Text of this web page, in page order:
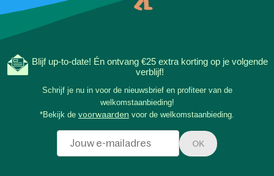
Blijf up-to-date! Én ontvang €25 extra korting op je volgende
verblijf!
Schrijf je nu in voor de nieuwsbrief en profiteer van de
welkomstaanbieding!
*Bekijk de voorwaarden voor de welkomstaanbieding.
OK